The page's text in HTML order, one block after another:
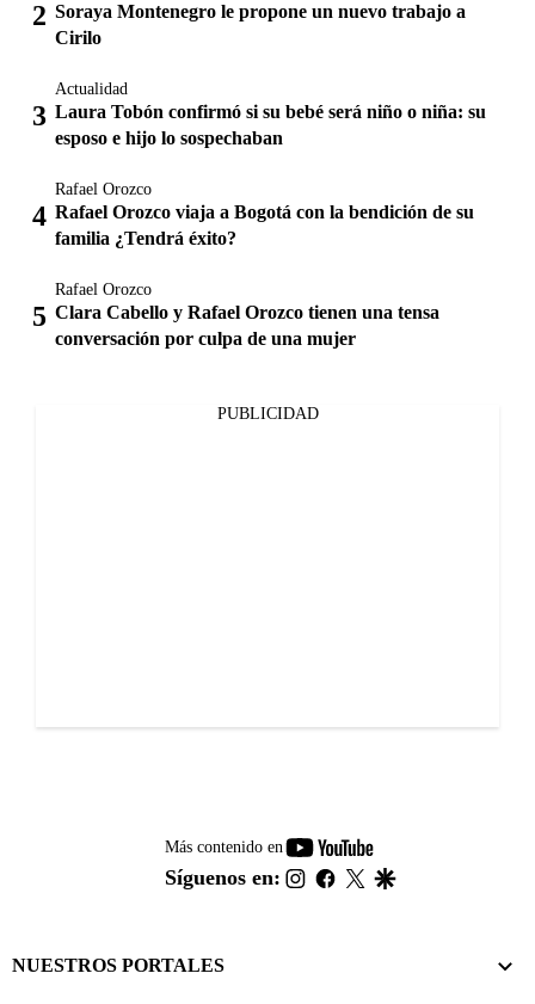
Soraya Montenegro le propone un nuevo trabajo a
Cirilo
Actualidad
Laura Tobón confirmó si su bebé será niño o niña: su
esposo e hijo lo sospechaban
Rafael Orozco
Rafael Orozco viaja a Bogotá con la bendición de su
familia ¿Tendrá éxito?
Rafael Orozco
Clara Cabello y Rafael Orozco tienen una tensa
conversación por culpa de una mujer
PUBLICIDAD
Más contenido en
youtube-
footer
Síguenos en: instagram
facebook
twitter
NUESTROS PORTALES